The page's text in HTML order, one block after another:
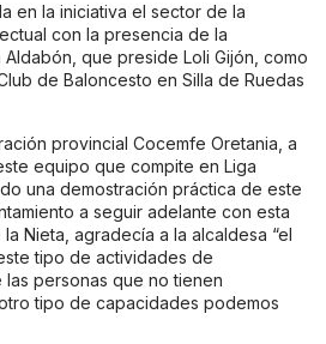
en la iniciativa el sector de la
con la presencia de la
que preside Loli Gijón, como
de Baloncesto en Silla de Ruedas
provincial Cocemfe Oretania, a
equipo que compite en Liga
una demostración práctica de este
a seguir adelante con esta
Nieta, agradecía a la alcaldesa “el
tipo de actividades de
personas que no tienen
tipo de capacidades podemos